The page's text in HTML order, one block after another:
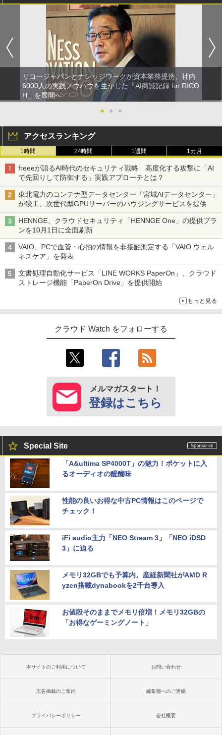
リコージャパンとナレッジワークが資本業務提携、社内
6000人の実践ノウハウを生かした「AI商談記録 for RICO
H」を展開へ
●
● ●
アクセスランキング
1時間 24時間 1週間 1カ月
freeeが語るAI時代のセキュリティ戦略 高度化する攻撃に「AI
で先回りして防御する」実践アプローチとは？
東北電力のコンテナ型データセンター「宮城AIデータセンター」
が竣工、次世代型GPUサーバーのハウジングサービスを提供
HENNGE、クラウドセキュリティ「HENNGE One」の提供プラ
ンを10月1日に全面刷新
VAIO、PCで血管・心拍の情報を非接触測定する「VAIO ウェル
ネスケア」を発表
文書処理自動化サービス「LINE WORKS PaperOn」、クラウド
ストレージ機能「PaperOn Drive」を提供開始
もっと見る
クラウド Watch をフォローする
メルマガスタート！
登録はこちら
Special Site
「A&ultima SP4000T」の魅力！ポケットに入
るオーディオの醍醐味
性能の良いお得な中古PC情報はこのページで
チェック！
iFi audio主力「NEO Stream 3」「NEO iDSD
3」に迫る
メモリ32GBでも予算内。産経新聞社がAMD R
yzen搭載dynabookを2千台導入
お値段そのままでメモリ倍増！メモリ32GBの
「お得なゲーミングノート」
本サイトのご利用について お問い合わせ
広告掲載のご案内 編集部へのご連絡
プライバシーポリシー 会社概要